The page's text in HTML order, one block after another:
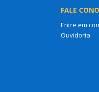
FALE
Entre em
Ouvidoria